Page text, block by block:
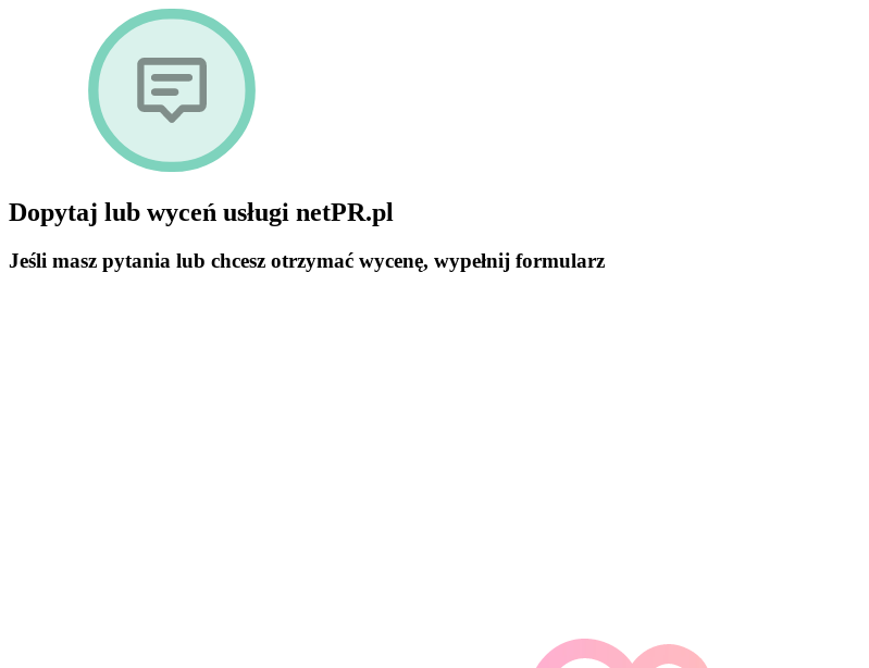
Dopytaj lub wyceń usługi netPR.pl
Jeśli masz pytania lub chcesz otrzymać wycenę, wypełnij formularz